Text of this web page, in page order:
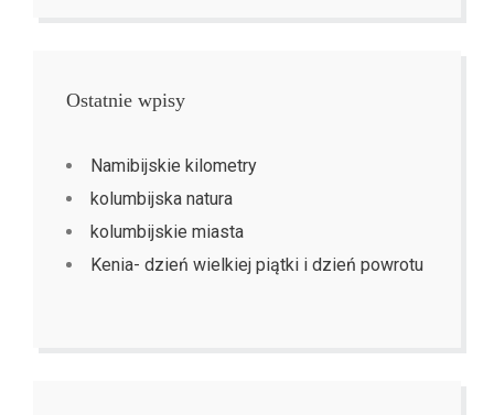
Ostatnie wpisy
Namibijskie kilometry
kolumbijska natura
kolumbijskie miasta
Kenia- dzień wielkiej piątki i dzień powrotu